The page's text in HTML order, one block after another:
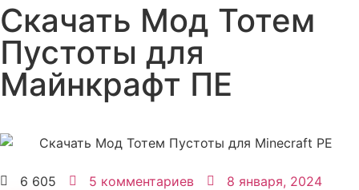
Скачать Мод Тотем
Пустоты для
Майнкрафт ПЕ
6 605 5 комментариев 8 января, 2024